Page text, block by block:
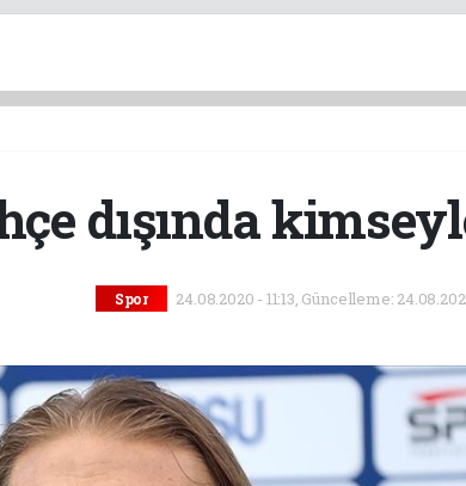
dışında
Spor 24.08.2020 - 11:13, Güncelleme: